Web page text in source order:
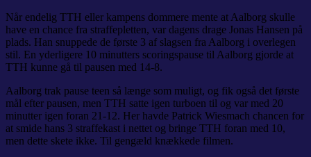
Når endelig TTH eller kampens dommere mente at Aalborg skulle
have en chance fra straffepletten, var dagens drage Jonas Hansen på
plads. Han snuppede de første 3 af slagsen fra Aalborg i overlegen
stil. En yderligere 10 minutters scoringspause til Aalborg gjorde at
TTH kunne gå til pausen med 14-8.
Aalborg trak pause teen så længe som muligt, og fik også det første
mål efter pausen, men TTH satte igen turboen til og var med 20
minutter igen foran 21-12. Her havde Patrick Wiesmach chancen for
at smide hans 3 straffekast i nettet og bringe TTH foran med 10,
men dette skete ikke. Til gengæld knækkede filmen.